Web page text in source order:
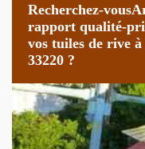
Recherchez-
rapport qualité-
vos tuiles de rive
33220 ?